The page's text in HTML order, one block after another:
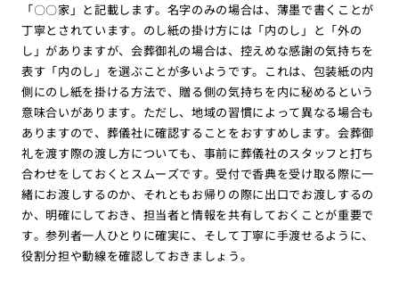
「〇〇家」と記載します。名字のみの場合は、薄墨で書くことが
丁寧とされています。のし紙の掛け方には「内のし」と「外の
し」がありますが、会葬御礼の場合は、控えめな感謝の気持ちを
表す「内のし」を選ぶことが多いようです。これは、包装紙の内
側にのし紙を掛ける方法で、贈る側の気持ちを内に秘めるという
意味合いがあります。ただし、地域の習慣によって異なる場合も
ありますので、葬儀社に確認することをおすすめします。会葬御
礼を渡す際の渡し方についても、事前に葬儀社のスタッフと打ち
合わせをしておくとスムーズです。受付で香典を受け取る際に一
緒にお渡しするのか、それともお帰りの際に出口でお渡しするの
か、明確にしておき、担当者と情報を共有しておくことが重要で
す。参列者一人ひとりに確実に、そして丁寧に手渡せるように、
役割分担や動線を確認しておきましょう。